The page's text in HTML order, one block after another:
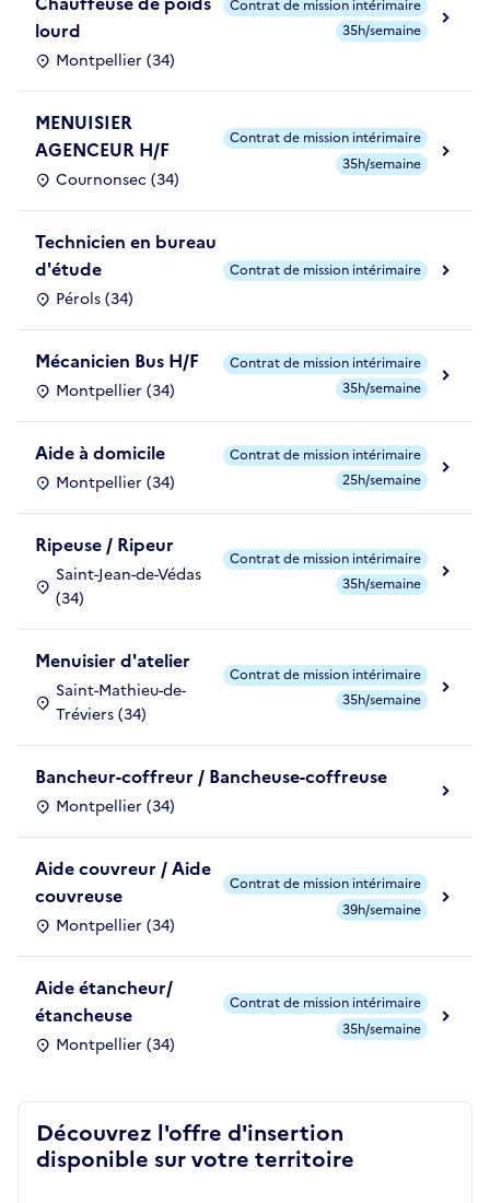
lourd
Montpellier (34)
Contrat de mission intérimaire
35h/semaine
MENUISIER
AGENCEUR H/F
Cournonsec (34)
Contrat de mission intérimaire
35h/semaine
Technicien en bureau
d'étude
Pérols (34)
Contrat de mission intérimaire
Mécanicien Bus H/F
Montpellier (34)
Contrat de mission intérimaire
35h/semaine
Aide à domicile
Montpellier (34)
Contrat de mission intérimaire
25h/semaine
Ripeuse / Ripeur
Saint-Jean-de-Védas
(34)
Contrat de mission intérimaire
35h/semaine
Menuisier d'atelier
Saint-Mathieu-de-
Tréviers (34)
Contrat de mission intérimaire
35h/semaine
Bancheur-coffreur / Bancheuse-coffreuse
Montpellier (34)
Aide couvreur / Aide
couvreuse
Montpellier (34)
Contrat de mission intérimaire
39h/semaine
Aide étancheur/
étancheuse
Montpellier (34)
Contrat de mission intérimaire
35h/semaine
Découvrez l'offre d'insertion
disponible sur votre territoire